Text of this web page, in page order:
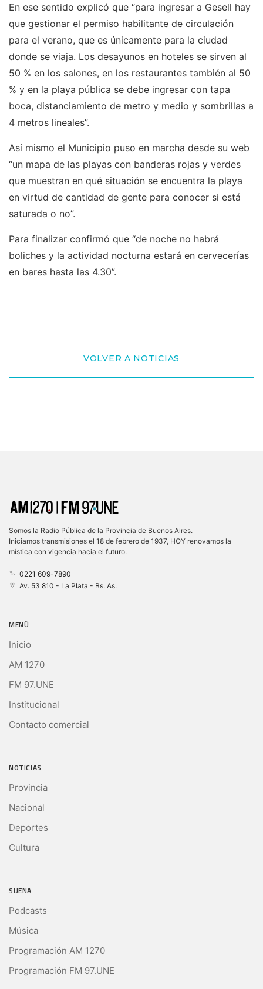
En ese sentido explicó que “para ingresar a Gesell hay
que gestionar el permiso habilitante de circulación
para el verano, que es únicamente para la ciudad
donde se viaja. Los desayunos en hoteles se sirven al
50 % en los salones, en los restaurantes también al 50
% y en la playa pública se debe ingresar con tapa
boca, distanciamiento de metro y medio y sombrillas a
4 metros lineales”.
Así mismo el Municipio puso en marcha desde su web
“un mapa de las playas con banderas rojas y verdes
que muestran en qué situación se encuentra la playa
en virtud de cantidad de gente para conocer si está
saturada o no”.
Para finalizar confirmó que “de noche no habrá
boliches y la actividad nocturna estará en cervecerías
en bares hasta las 4.30”.
VOLVER A NOTICIAS
Somos la Radio Pública de la Provincia de Buenos Aires.
Iniciamos transmisiones el 18 de febrero de 1937, HOY renovamos la
mística con vigencia hacia el futuro.
0221 609-7890
Av. 53 810 - La Plata - Bs. As.
MENÚ
Inicio
AM 1270
FM 97.UNE
Institucional
Contacto comercial
NOTICIAS
Provincia
Nacional
Deportes
Cultura
SUENA
Podcasts
Música
Programación AM 1270
Programación FM 97.UNE